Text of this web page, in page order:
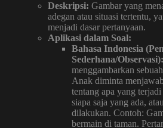
Deskripsi: Gambar yang
adegan atau situasi tertentu,
menjadi dasar pertanyaan.
Aplikasi dalam Soal:
Bahasa Indonesia
Sederhana/Observasi):
menggambarkan
Anak diminta
tentang apa yang
siapa saja yang ada,
dilakukan. Contoh:
bermain di taman.